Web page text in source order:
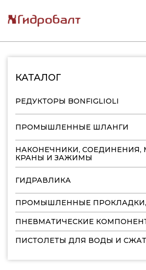
КАТАЛОГ
РЕДУКТОРЫ BONFIGLIOLI
ПРОМЫШЛЕННЫЕ ШЛАНГИ
НАКОНЕЧНИКИ, СОЕДИНЕНИЯ,
КРАНЫ И ЗАЖИМЫ
ГИДРАВЛИКА
ПРОМЫШЛЕННЫЕ
ПНЕВМАТИЧЕСКИЕ
ПИСТОЛЕТЫ ДЛЯ ВОДЫ И